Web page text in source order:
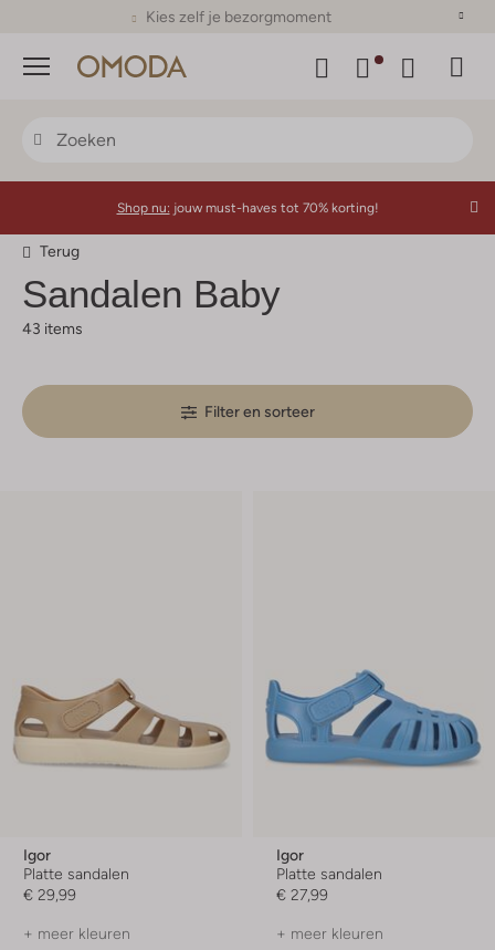
Kies zelf je bezorgmoment
Menu
Shop nu: jouw must-haves tot 70% korting!
Terug
Sandalen Baby
43 items
Filter en sorteer
Igor
Platte sandalen
€ 29,99
+ meer kleuren
Igor
Platte sandalen
€ 27,99
+ meer kleuren